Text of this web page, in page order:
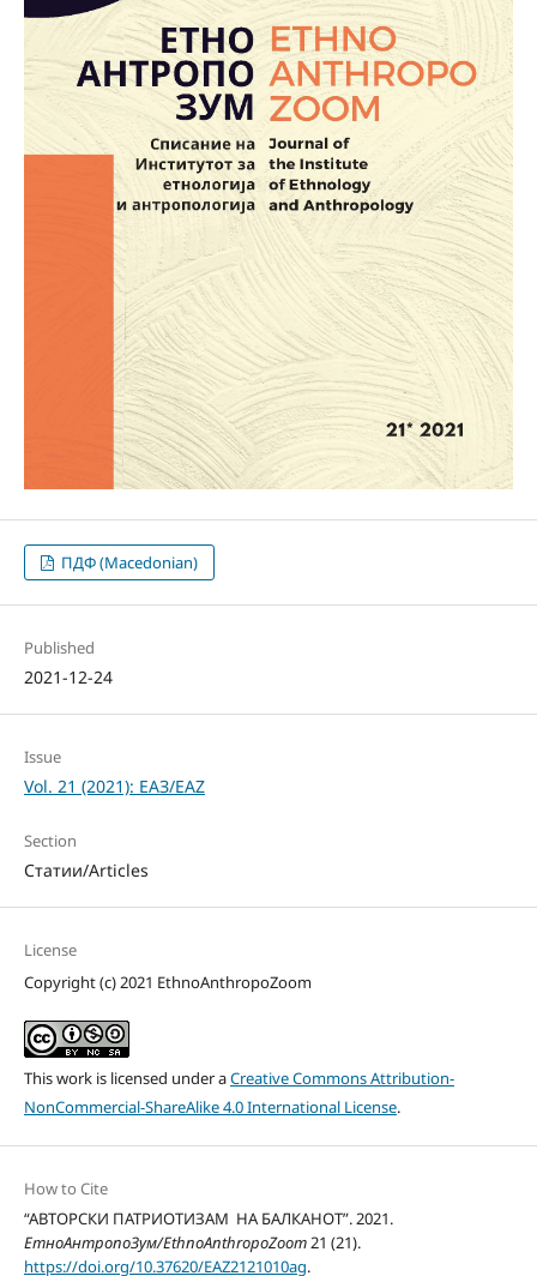
ПДФ (Macedonian)
Published
2021-12-24
Issue
Vol. 21 (2021): ЕАЗ/EAZ
Section
Статии/Articles
License
Copyright (c) 2021 EthnoAnthropoZoom
This work is licensed under aCreative Commons Attribution-
NonCommercial-ShareAlike 4.0 International License.
How to Cite
“АВТОРСКИ ПАТРИОТИЗАМ НА БАЛКАНОТ”. 2021.
ЕтноАнтропоЗум/EthnoAnthropoZoom21 (21).
https://doi.org/10.37620/EAZ2121010ag.